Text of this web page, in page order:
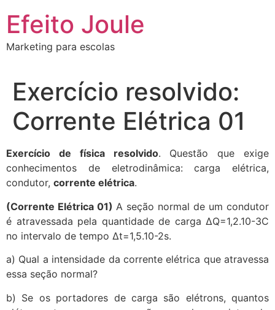
para
conteúdo
Efeito Joule
Marketing para escolas
Exercício resolvido:
Corrente Elétrica 01
Exercício de física resolvido. Questão que exige
conhecimentos de eletrodinâmica: carga elétrica,
condutor, corrente elétrica.
(Corrente Elétrica 01) A seção normal de um condutor
é atravessada pela quantidade de carga ∆Q=1,2.10-3C
no intervalo de tempo ∆t=1,5.10-2s.
a) Qual a intensidade da corrente elétrica que atravessa
essa seção normal?
b) Se os portadores de carga são elétrons, quantos